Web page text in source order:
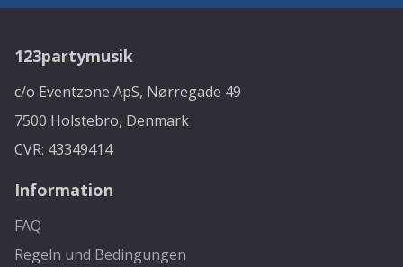
123partymusik
c/o Eventzone ApS, Nørregade 49
7500 Holstebro, Denmark
CVR: 43349414
Information
FAQ
Regeln und Bedingungen